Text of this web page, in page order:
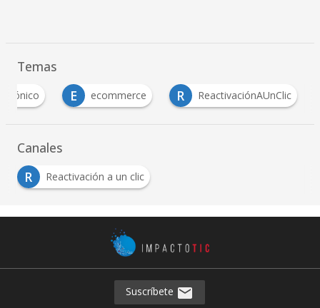
Temas
E ecommerce R ReactivaciónAUnClic
Canales
R
Reactivación a un clic
Suscríbete